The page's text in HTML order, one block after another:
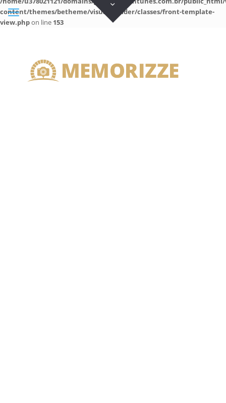
content/themes/betheme/visual-builder/classes/front-template-
view.phpon line 153